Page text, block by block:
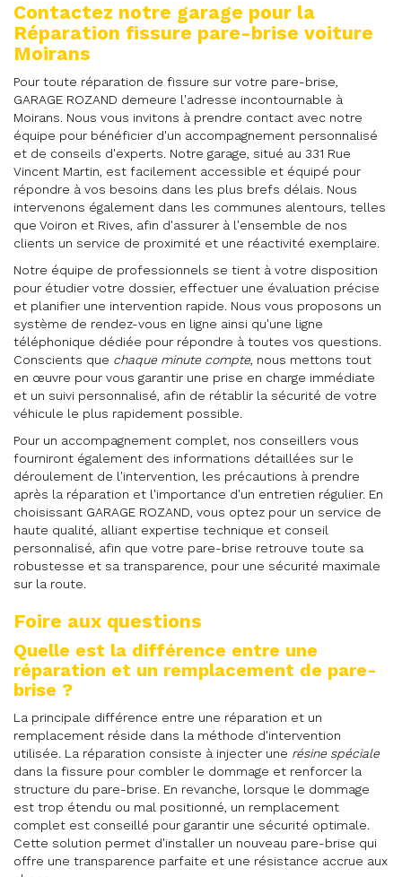
Contactez notre garage pour la
Réparation fissure pare-brise voiture
Moirans
Pour toute réparation de fissure sur votre pare-brise,
GARAGE ROZAND demeure l'adresse incontournable à
Moirans. Nous vous invitons à prendre contact avec notre
équipe pour bénéficier d'un accompagnement personnalisé
et de conseils d'experts. Notre garage, situé au 331 Rue
Vincent Martin, est facilement accessible et équipé pour
répondre à vos besoins dans les plus brefs délais. Nous
intervenons également dans les communes alentours, telles
que Voiron et Rives, afin d'assurer à l'ensemble de nos
clients un service de proximité et une réactivité exemplaire.
Notre équipe de professionnels se tient à votre disposition
pour étudier votre dossier, effectuer une évaluation précise
et planifier une intervention rapide. Nous vous proposons un
système de rendez-vous en ligne ainsi qu'une ligne
téléphonique dédiée pour répondre à toutes vos questions.
Conscients que chaque minute compte, nous mettons tout
en œuvre pour vous garantir une prise en charge immédiate
et un suivi personnalisé, afin de rétablir la sécurité de votre
véhicule le plus rapidement possible.
Pour un accompagnement complet, nos conseillers vous
fourniront également des informations détaillées sur le
déroulement de l'intervention, les précautions à prendre
après la réparation et l'importance d'un entretien régulier. En
choisissant GARAGE ROZAND, vous optez pour un service de
haute qualité, alliant expertise technique et conseil
personnalisé, afin que votre pare-brise retrouve toute sa
robustesse et sa transparence, pour une sécurité maximale
sur la route.
Foire aux questions
Quelle est la différence entre une
réparation et un remplacement de pare-
brise ?
La principale différence entre une réparation et un
remplacement réside dans la méthode d'intervention
utilisée. La réparation consiste à injecter une résine spéciale
dans la fissure pour combler le dommage et renforcer la
structure du pare-brise. En revanche, lorsque le dommage
est trop étendu ou mal positionné, un remplacement
complet est conseillé pour garantir une sécurité optimale.
Cette solution permet d'installer un nouveau pare-brise qui
offre une transparence parfaite et une résistance accrue aux